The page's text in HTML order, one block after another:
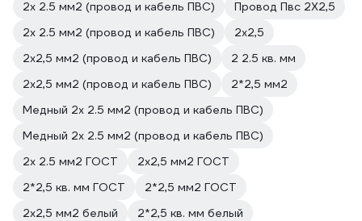
2х 2.5 мм2 (провод и кабель ПВС)
Провод Пвс 2Х2,5
2х 2.5 мм2 (провод и кабель ПВС)
2х2,5
2х2,5 мм2 (провод и кабель ПВС)
2 2.5 кв. мм
2х2,5 мм2 (провод и кабель ПВС)
2*2,5 мм2
Медный 2х 2.5 мм2 (провод и кабель ПВС)
Медный 2х 2.5 мм2 (провод и кабель ПВС)
2х 2.5 мм2 ГОСТ
2х2,5 мм2 ГОСТ
2*2,5 кв. мм ГОСТ
2*2,5 мм2 ГОСТ
2х2,5 мм2 белый
2*2,5 кв. мм белый